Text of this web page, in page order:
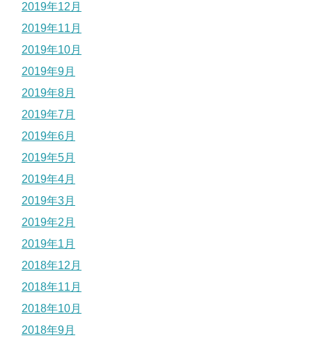
2019年12月
2019年11月
2019年10月
2019年9月
2019年8月
2019年7月
2019年6月
2019年5月
2019年4月
2019年3月
2019年2月
2019年1月
2018年12月
2018年11月
2018年10月
2018年9月